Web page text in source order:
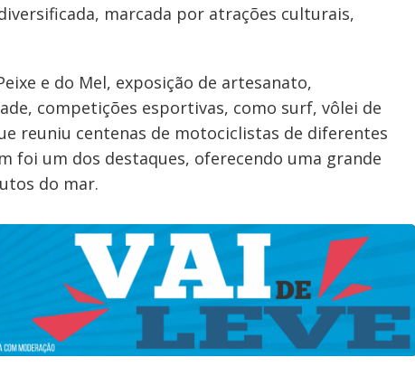
marcada por atrações culturais,
e do Mel, exposição de artesanato,
competições esportivas, como surf, vôlei de
reuniu centenas de motociclistas de diferentes
foi um dos destaques, oferecendo uma grande
do mar.